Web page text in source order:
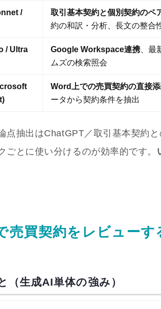
/
取引基本契約と個別契約のペ
約の和訳・分析、長文の整合
/ Ultra
Google Workspace連携 、
ムズの検索照会
Word上での売買契約の直接添
ータから契約条件を抽出
点抽出はChatGPT／取引基本契約
ごとに使い分けるのが効率的です。
売買契約をレビューす
（生成AI単体の強み）